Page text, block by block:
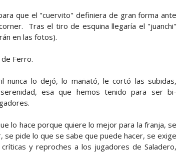
que el "cuervito" definiera de gran forma ante
Tras el tiro de esquina llegaría el "juanchi"
en las fotos).
Ferro.
nunca lo dejó, lo mañató, le cortó las subidas,
esa que hemos tenido para ser bi-
lo hace porque quiere lo mejor para la franja, se
pide lo que se sabe que puede hacer, se exige
y reproches a los jugadores de Saladero,